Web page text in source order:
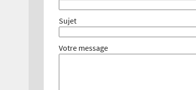
Sujet
Votre message